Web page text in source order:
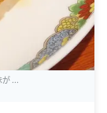
...